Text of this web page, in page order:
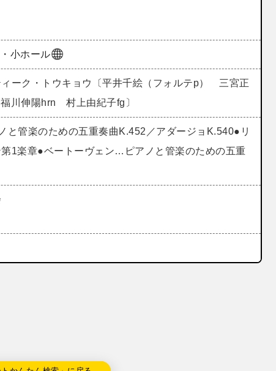
小ホール
ーク・トウキョウ〔平井千絵（フォルテp） 三宮正
川伸陽hrn 村上由紀子fg〕
と管楽のための五重奏曲K.452／アダージョK.540●リ
1楽章●ベートーヴェン…ピアノと管楽のための五重